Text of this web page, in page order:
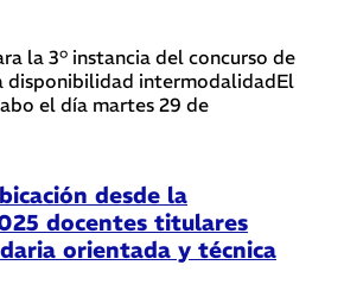
la 3° instancia del concurso de
disponibilidad intermodalidadEl
el día martes 29 de
desde la
docentes titulares
orientada y técnica